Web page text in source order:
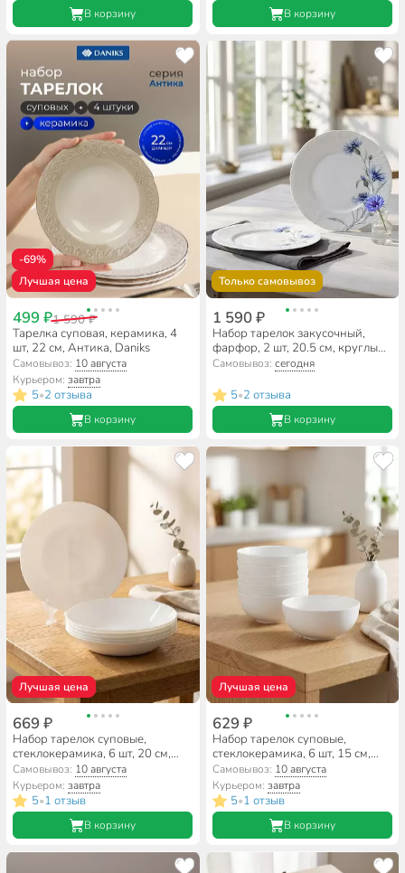
В корзину В корзину
-69%
Лучшая цена
499 ₽1 590 ₽
Тарелка суповая, керамика, 4
шт, 22 см, Антика, Daniks
Самовывоз: 10 августа
Курьером:завтра
5•2 отзыва
В корзину
Только самовывоз
1 590 ₽
Набор тарелок закусочный,
фарфор, 2 шт, 20.5 см, круглый,
Васильки, Lefard, 760-830
Самовывоз: сегодня
5•2 отзыва
В корзину
Лучшая цена
669 ₽
Набор тарелок суповые,
стеклокерамика, 6 шт, 20 см,
500 мл, круглые, Бэль, Daniks
Самовывоз: 10 августа
Курьером:завтра
5•1 отзыв
В корзину
Лучшая цена
629 ₽
Набор тарелок суповые,
стеклокерамика, 6 шт, 15 см,
680 мл, круглые, Бэль, Daniks,
ZKW60
Самовывоз: 10 августа
Курьером: завтра
5•1 отзыв
В корзину